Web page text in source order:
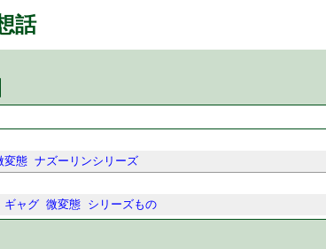
話
変態 ナズーリンシリーズ
ギャグ 微変態 シリーズもの